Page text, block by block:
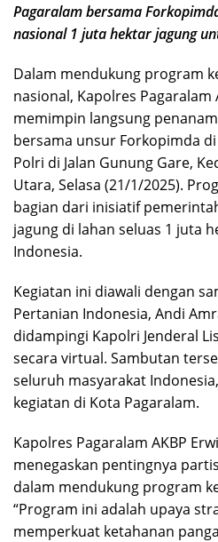
Pagaralam bersama
nasional 1 juta hektar jagung
Dalam mendukung program
nasional, Kapolres Pagaralam
memimpin langsung
bersama unsur Forkopimda
Polri di Jalan Gunung Gare,
Utara, Selasa (21/1/2025).
bagian dari inisiatif
jagung di lahan seluas 1 juta
Indonesia.
Kegiatan ini diawali dengan
Pertanian Indonesia, Andi
didampingi Kapolri Jenderal
secara virtual. Sambutan
seluruh masyarakat
kegiatan di Kota Pagaralam.
Kapolres Pagaralam AKBP
menegaskan pentingnya
dalam mendukung program
“Program ini adalah upaya
memperkuat ketahanan